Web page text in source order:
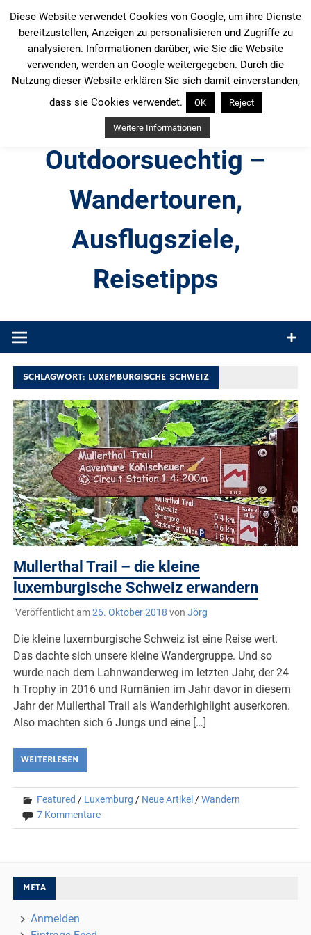
Inhalt
springen
Outdoorsuechtig –
Wandertouren,
Ausflugsziele,
Reisetipps
Produkttests und Buchrezensionen. Ein Blog für alle, die gern
SCHLAGWORT: LUXEMBURGISCHE SCHWEIZ
Mullerthal Trail – die kleine
luxemburgische Schweiz erwandern
Veröffentlicht am26. Oktober 2018 von Jörg
Die kleine luxemburgische Schweiz ist eine Reise wert.
Das dachte sich unsere kleine Wandergruppe. Und so
wurde nach dem Lahnwanderweg im letzten Jahr, der 24
h Trophy in 2016 und Rumänien im Jahr davor in diesem
Jahr der Mullerthal Trail als Wanderhighlight auserkoren.
Also machten sich 6 Jungs und eine […]
WEITERLESEN
Featured / Luxemburg / Neue Artikel /Wandern
7 Kommentare
META
Anmelden
Diese Website verwendet Cookies von Google, um ihre Dienste
bereitzustellen, Anzeigen zu personalisieren und Zugriffe zu
analysieren. Informationen darüber, wie Sie die Website
verwenden, werden an Google weitergegeben. Durch die
Nutzung dieser Website erklären Sie sich damit einverstanden,
dass sie Cookies verwendet.
OK Reject
Weitere Informationen